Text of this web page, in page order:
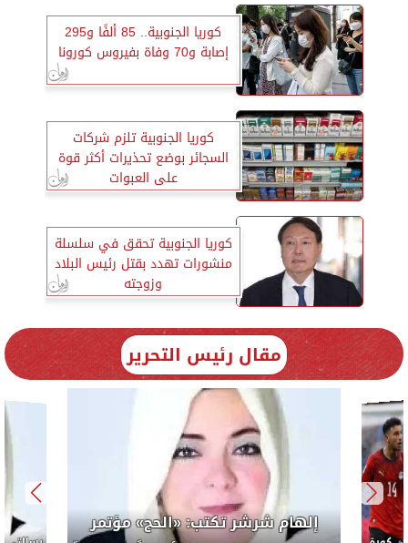
كوريا الجنوبية.. 85 ألفًا و295
إصابة و70 وفاة بفيروس كورونا
كوريا الجنوبية تلزم شركات
السجائر بوضع تحذيرات أكثر قوة
على العبوات
كوريا الجنوبية تحقق في سلسلة
منشورات تهدد بقتل رئيس البلاد
وزوجته
مقال رئيس التحرير
إلهام شرشر تكتب: «الحج» مؤتمر